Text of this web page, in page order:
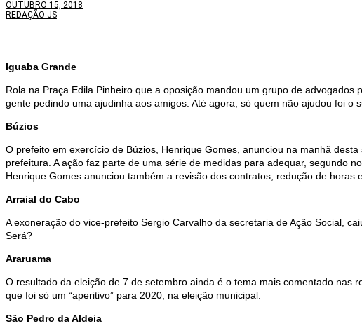
OUTUBRO 15, 2018
REDAÇÃO JS
Iguaba Grande
Rola na Praça Edila Pinheiro que a oposição mandou um grupo de
gente pedindo uma ajudinha aos amigos. Até agora, só quem não ajudou foi
Búzios
O prefeito em exercício de Búzios, Henrique Gomes, anunciou na manhã
prefeitura. A ação faz parte de uma série de medidas para adequar, segundo
Henrique Gomes anunciou também a revisão dos contratos, redução de
Arraial do Cabo
A exoneração do vice-prefeito Sergio Carvalho da secretaria de Ação Social,
Será?
Araruama
O resultado da eleição de 7 de setembro ainda é o tema mais comentado
que foi só um “aperitivo” para 2020, na eleição municipal.
São Pedro da Aldeia